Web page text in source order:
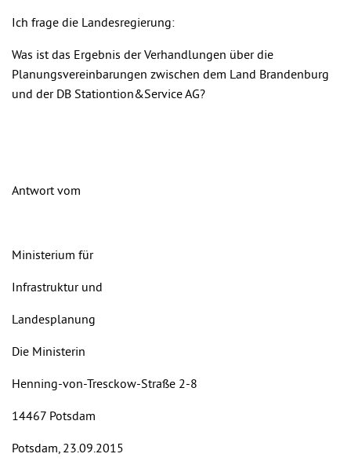
Ich frage die Landesregierung:
Was ist das Ergebnis der Verhandlungen über die
Planungsvereinbarungen zwischen dem Land Brandenburg
und der DB Stationtion&Service AG?
Antwort vom
Ministerium für
Infrastruktur und
Landesplanung
Die Ministerin
Henning-von-Tresckow-Straße 2-8
14467 Potsdam
Potsdam, 23.09.2015